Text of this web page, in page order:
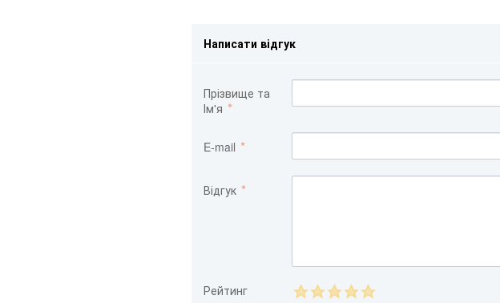
Написати відгук
Прізвище та
Ім'я
E-mail
Відгук
Рейтинг